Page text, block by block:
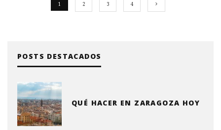
1 2 3 4
POSTS DESTACADOS
QUÉ HACER EN ZARAGOZA HOY